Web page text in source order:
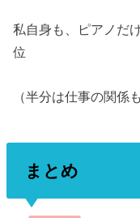
私自身も、ピアノだ
位
（半分は仕事の関係
まとめ